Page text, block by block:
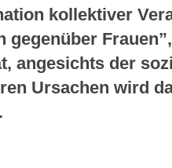
kollektiver
gegenüber
angesichts der
Ursachen wird